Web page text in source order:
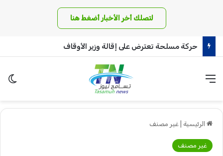
لتصلك أخر الأخبار أضغط هنا
وفاة والد ميسي
القائمة
الرئيسية غير مصنف
غير مصنف